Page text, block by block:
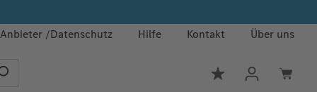
Anbieter Datenschutz Hilfe Kontakt Über uns
Du hast 0